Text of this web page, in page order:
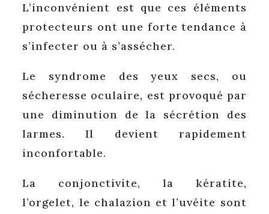
L’inconvénient est que ces éléments
protecteurs ont une forte tendance à
s’infecter ou à s’assécher.
Le syndrome des yeux secs, ou
sécheresse oculaire, est provoqué par
une diminution de la sécrétion des
larmes. Il devient rapidement
inconfortable.
La conjonctivite, la kératite,
l’orgelet, le chalazion et l’uvéite sont